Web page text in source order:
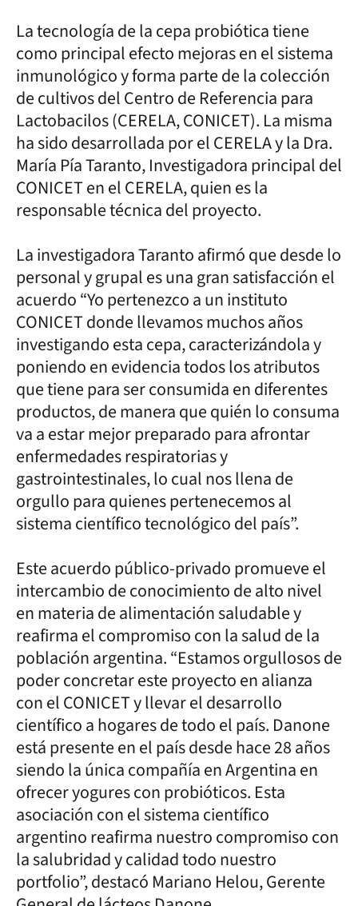
La tecnología de la cepa probiótica tiene
como principal efecto mejoras en el sistema
inmunológico y forma parte de la colección
de cultivos del Centro de Referencia para
Lactobacilos (CERELA, CONICET). La misma
ha sido desarrollada por el CERELA y la Dra.
María Pía Taranto, Investigadora principal del
CONICET en el CERELA, quien es la
responsable técnica del proyecto.
La investigadora Taranto afirmó que desde lo
personal y grupal es una gran satisfacción el
acuerdo “Yo pertenezco a un instituto
CONICET donde llevamos muchos años
investigando esta cepa, caracterizándola y
poniendo en evidencia todos los atributos
que tiene para ser consumida en diferentes
productos, de manera que quién lo consuma
va a estar mejor preparado para afrontar
enfermedades respiratorias y
gastrointestinales, lo cual nos llena de
orgullo para quienes pertenecemos al
sistema científico tecnológico del país”.
Este acuerdo público-privado promueve el
intercambio de conocimiento de alto nivel
en materia de alimentación saludable y
reafirma el compromiso con la salud de la
población argentina. “Estamos orgullosos de
poder concretar este proyecto en alianza
con el CONICET y llevar el desarrollo
científico a hogares de todo el país. Danone
está presente en el país desde hace 28 años
siendo la única compañía en Argentina en
ofrecer yogures con probióticos. Esta
asociación con el sistema científico
argentino reafirma nuestro compromiso con
la salubridad y calidad todo nuestro
portfolio”, destacó Mariano Helou, Gerente